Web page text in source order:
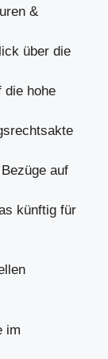
&
über die
die hohe
auf
künftig für
im